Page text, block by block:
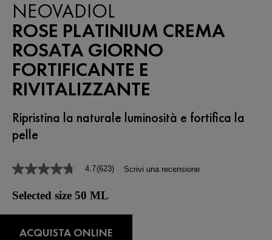
NEOVADIOL
ROSE PLATINIUM CREMA
ROSATA GIORNO
FORTIFICANTE E
RIVITALIZZANTE
Ripristina la naturale luminosità e fortifica la
pelle
4.7
su
5
,
4.7(623) Scrivi una recensione
Selected size 50 ML
ACQUISTA ONLINE